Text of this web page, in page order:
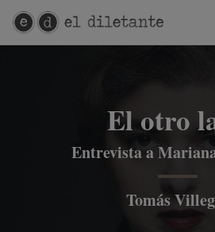
El otro
Entrevista a
Tomás